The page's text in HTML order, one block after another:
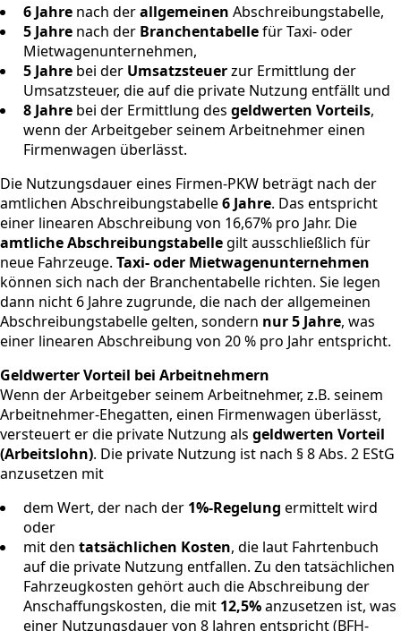
6 Jahre nach derallgemeinen Abschreibungstabelle,
5 Jahre nach der Branchentabellefür Taxi- oder
Mietwagenunternehmen,
5 Jahre bei der Umsatzsteuerzur Ermittlung der
Umsatzsteuer, die auf die private Nutzung entfällt und
8 Jahre bei der Ermittlung des geldwerten Vorteils,
wenn der Arbeitgeber seinem Arbeitnehmer einen
Firmenwagen überlässt.
Die Nutzungsdauer eines Firmen-PKW beträgt nach der
amtlichen Abschreibungstabelle6 Jahre. Das entspricht
einer linearen Abschreibung von 16,67% pro Jahr. Die
amtliche Abschreibungstabellegilt ausschließlich für
neue Fahrzeuge. Taxi- oder Mietwagenunternehmen
können sich nach der Branchentabelle richten. Sie legen
dann nicht 6 Jahre zugrunde, die nach der allgemeinen
Abschreibungstabelle gelten, sondern nur 5 Jahre, was
einer linearen Abschreibung von 20 % pro Jahr entspricht.
Geldwerter Vorteil bei Arbeitnehmern
Wenn der Arbeitgeber seinem Arbeitnehmer, z.B. seinem
Arbeitnehmer-Ehegatten, einen Firmenwagen überlässt,
versteuert er die private Nutzung als geldwerten Vorteil
(Arbeitslohn). Die private Nutzung ist nach § 8 Abs. 2 EStG
anzusetzen mit
dem Wert, der nach der 1%-Regelung ermittelt wird
oder
mit den tatsächlichen Kosten, die laut Fahrtenbuch
auf die private Nutzung entfallen. Zu den tatsächlichen
Fahrzeugkosten gehört auch die Abschreibung der
Anschaffungskosten, die mit 12,5%anzusetzen ist, was
einer Nutzungsdauer von 8 Jahren entspricht (BFH-